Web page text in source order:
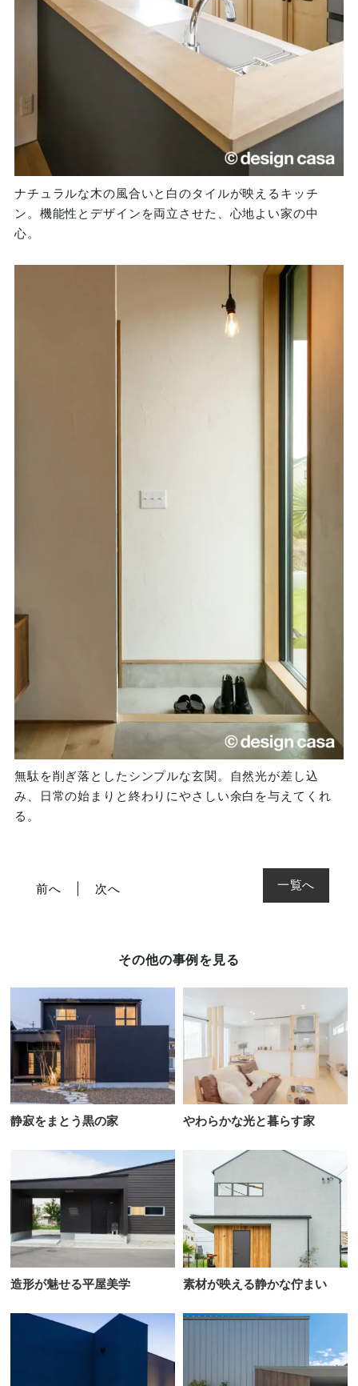
ナチュラルな木の風合いと白のタイルが映えるキッチ
ン。機能性とデザインを両立させた、心地よい家の中
心。
無駄を削ぎ落としたシンプルな玄関。自然光が差し込
み、日常の始まりと終わりにやさしい余白を与えてくれ
る。
一覧へ
前へ 次へ
その他の事例を見る
静寂をまとう黒の家 やわらかな光と暮らす家
造形が魅せる平屋美学 素材が映える静かな佇まい